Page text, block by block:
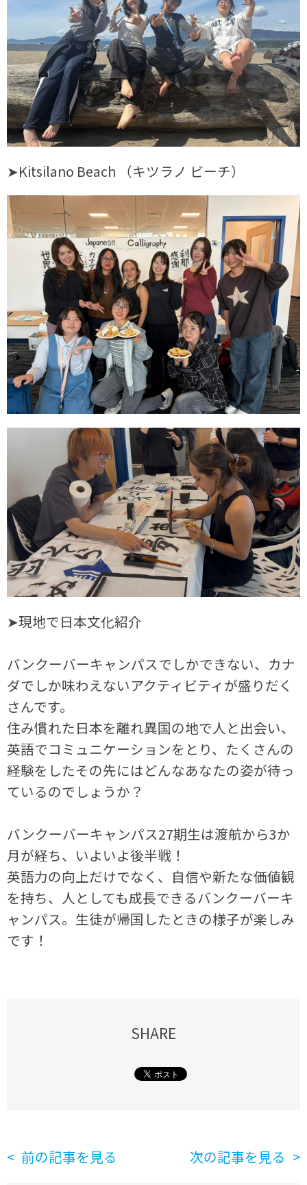
➤Kitsilano Beach （キツラノ ビーチ）
➤現地で日本文化紹介
バンクーバーキャンパスでしかできない、カナ
ダでしか味わえないアクティビティが盛りだく
さんです。
住み慣れた日本を離れ異国の地で人と出会い、
英語でコミュニケーションをとり、たくさんの
経験をしたその先にはどんなあなたの姿が待っ
ているのでしょうか？
バンクーバーキャンパス27期生は渡航から3か
月が経ち、いよいよ後半戦！
英語力の向上だけでなく、自信や新たな価値観
を持ち、人としても成長できるバンクーバーキ
ャンパス。生徒が帰国したときの様子が楽しみ
です！
SHARE
前の記事を見る 次の記事を見る